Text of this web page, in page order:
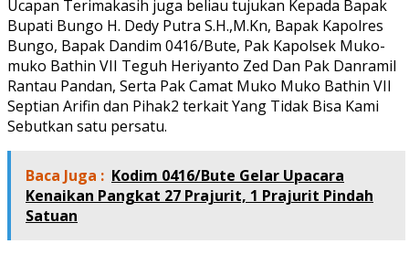
Ucapan Terimakasih juga beliau tujukan Kepada Bapak
Bupati Bungo H. Dedy Putra S.H.,M.Kn, Bapak Kapolres
Bungo, Bapak Dandim 0416/Bute, Pak Kapolsek Muko-
muko Bathin VII Teguh Heriyanto Zed Dan Pak Danramil
Rantau Pandan, Serta Pak Camat Muko Muko Bathin VII
Septian Arifin dan Pihak2 terkait Yang Tidak Bisa Kami
Sebutkan satu persatu.
Baca Juga : Kodim 0416/Bute Gelar Upacara
Kenaikan Pangkat 27 Prajurit, 1 Prajurit Pindah
Satuan